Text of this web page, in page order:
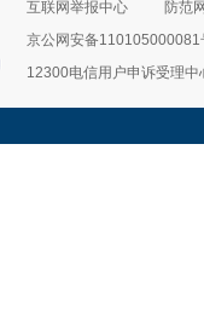
互联网举报中心
防范
京公网安备110105000081
12300电信用户申诉受理中